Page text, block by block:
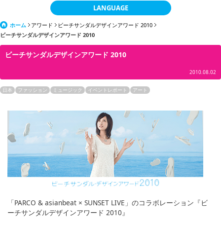
LANGUAGE
日本語
한국어
繁體中文
ภาษาไทย
tiéng Viêt
Bahasa Indonesia
ホーム アワード
ビーチサンダルデザインアワード 2010
ビーチサンダルデザインアワード 2010
ビーチサンダルデザインアワード 2010
2010.08.02
日本 ファッション ミュージック イベントレポート アート
「PARCO & asianbeat × SUNSET LIVE」のコラボレーション『ビ
ーチサンダルデザインアワード 2010』